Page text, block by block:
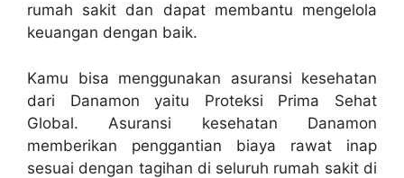
rumah sakit dan dapat membantu mengelola
keuangan dengan baik.
Kamu bisa menggunakan asuransi kesehatan
dari Danamon yaitu Proteksi Prima Sehat
Global. Asuransi kesehatan Danamon
memberikan penggantian biaya rawat inap
sesuai dengan tagihan di seluruh rumah sakit di